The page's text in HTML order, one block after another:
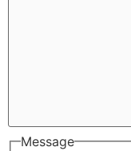
Message